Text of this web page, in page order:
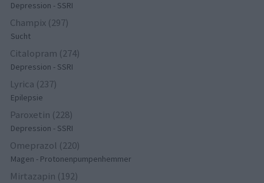
Depression - SSRI
Champix (297)
Sucht
Citalopram (274)
Depression - SSRI
Lyrica (237)
Epilepsie
Paroxetin (228)
Depression - SSRI
Omeprazol (220)
Magen - Protonenpumpenhemmer
Mirtazapin (192)